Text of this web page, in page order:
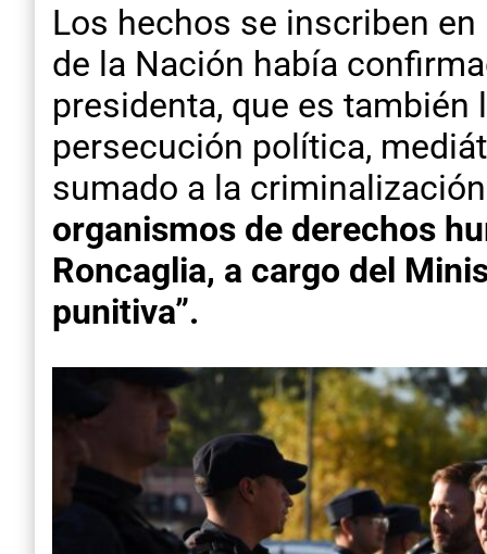
Los hechos se inscriben
de la Nación había
presidenta, que es
persecución política,
sumado a la
organismos de derechos
Roncaglia, a cargo del
punitiva”.